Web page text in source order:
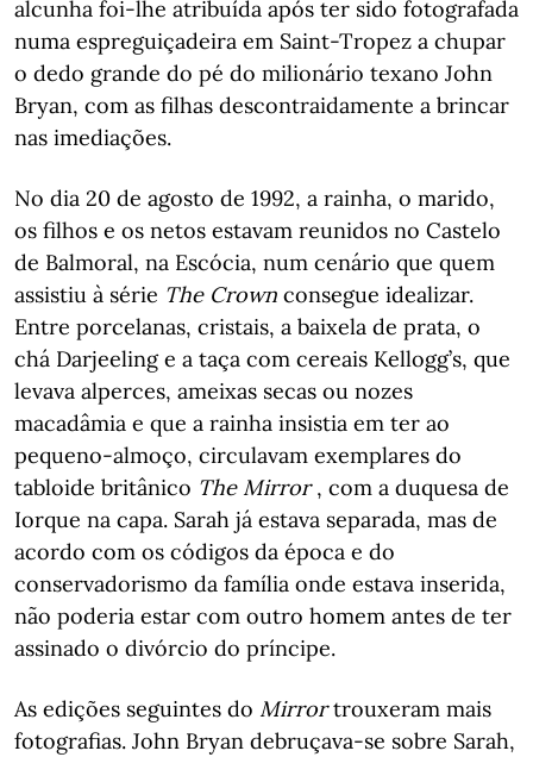
alcunha foi-lhe atribuída após ter sido fotografada
numa espreguiçadeira em Saint-Tropez a chupar
o dedo grande do pé do milionário texano John
Bryan, com as filhas descontraidamente a brincar
nas imediações.
No dia 20 de agosto de 1992, a rainha, o marido,
os filhos e os netos estavam reunidos no Castelo
de Balmoral, na Escócia, num cenário que quem
assistiu à série The Crown consegue idealizar.
Entre porcelanas, cristais, a baixela de prata, o
chá Darjeeling e a taça com cereais Kellogg’s, que
levava alperces, ameixas secas ou nozes
macadâmia e que a rainha insistia em ter ao
pequeno-almoço, circulavam exemplares do
tabloide britânico The Mirror, com a duquesa de
Iorque na capa. Sarah já estava separada, mas de
acordo com os códigos da época e do
conservadorismo da família onde estava inserida,
não poderia estar com outro homem antes de ter
assinado o divórcio do príncipe.
As edições seguintes do Mirrortrouxeram mais
fotografias. John Bryan debruçava-se sobre Sarah,